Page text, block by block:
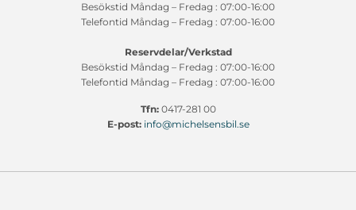
Besökstid Måndag – Fredag : 07:00-16:00
Telefontid Måndag – Fredag : 07:00-16:00
Reservdelar/Verkstad
Besökstid Måndag – Fredag : 07:00-16:00
Telefontid Måndag – Fredag : 07:00-16:00
Tfn:0417-281 00
E-post: info@michelsensbil.se